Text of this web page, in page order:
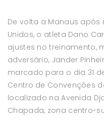
De volta a Manaus após
Unidos, o atleta Dano
ajustes no treinamento,
adversário, Jander
marcado para o dia 31
Centro de Convenções
localizado na Avenida
Chapada, zona centro-